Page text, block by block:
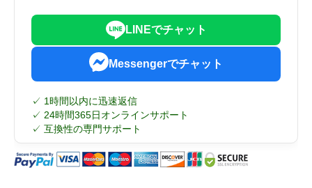
LINEでチャット
Messengerでチャット
✓ 1時間以内に迅速返信
✓ 24時間365日オンラインサポート
✓ 互換性の専門サポート